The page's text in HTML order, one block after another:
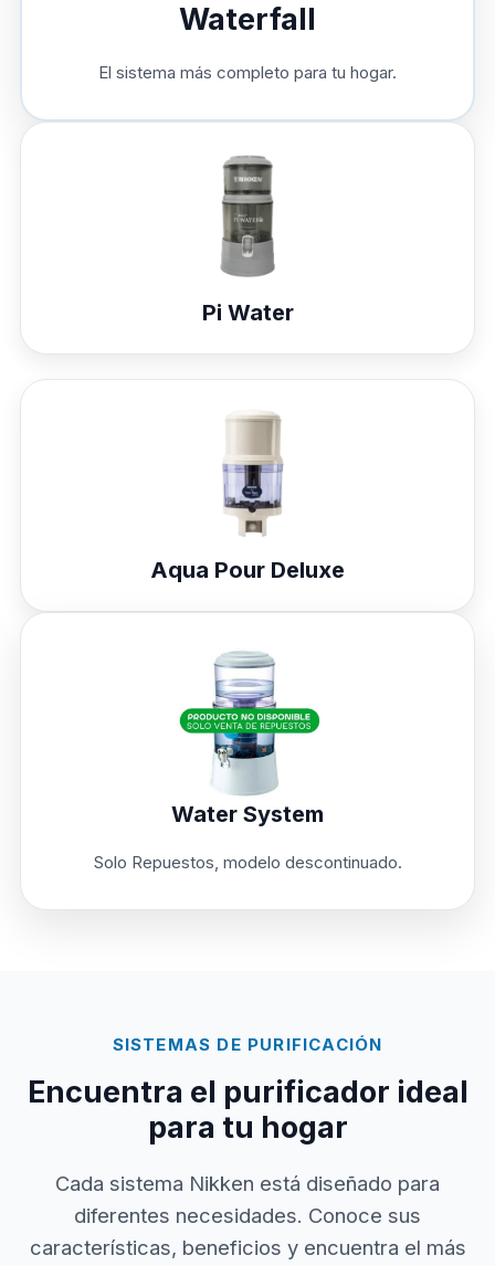
Waterfall
El sistema más completo para tu hogar.
Pi Water
Aqua Pour Deluxe
Water System
Solo Repuestos, modelo descontinuado.
SISTEMAS DE PURIFICACIÓN
Encuentra el purificador ideal
para tu hogar
Cada sistema Nikken está diseñado para
diferentes necesidades. Conoce sus
características, beneficios y encuentra el más